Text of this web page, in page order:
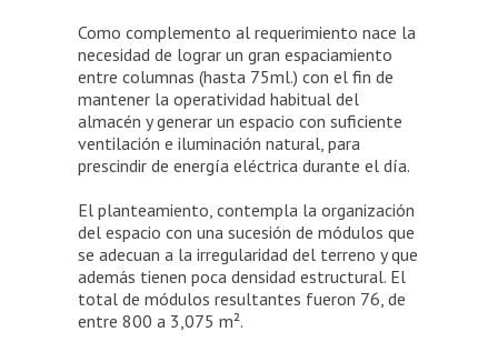
Como complemento al requerimiento nace la
necesidad de lograr un gran espaciamiento
entre columnas (hasta 75ml.) con el fin de
mantener la operatividad habitual del
almacén y generar un espacio con suficiente
ventilación e iluminación natural, para
prescindir de energía eléctrica durante el día.
El planteamiento, contempla la organización
del espacio con una sucesión de módulos que
se adecuan a la irregularidad del terreno y que
además tienen poca densidad estructural. El
total de módulos resultantes fueron 76, de
entre 800 a 3,075 m².